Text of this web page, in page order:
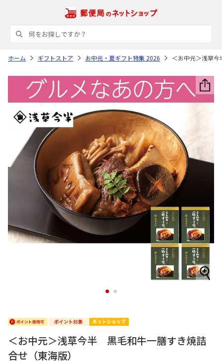
ホーム ギフトストア お中元・夏ギフト特集 2026 ＜お中元＞浅草
1 2
＜お中元＞浅草今半 黒毛和牛一膳すき焼詰
合せ（東海版）